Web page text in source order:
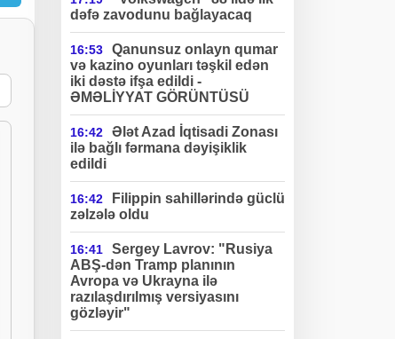
dəfə zavodunu bağlayacaq
16:53
Qanunsuz onlayn qumar
və kazino oyunları təşkil edən
iki dəstə ifşa edildi -
ƏMƏLİYYAT GÖRÜNTÜSÜ
16:42
Ələt Azad İqtisadi Zonası
ilə bağlı fərmana dəyişiklik
edildi
16:42
Filippin sahillərində güclü
zəlzələ oldu
16:41
Sergey Lavrov: "Rusiya
ABŞ-dən Tramp planının
Avropa və Ukrayna ilə
razılaşdırılmış versiyasını
gözləyir"